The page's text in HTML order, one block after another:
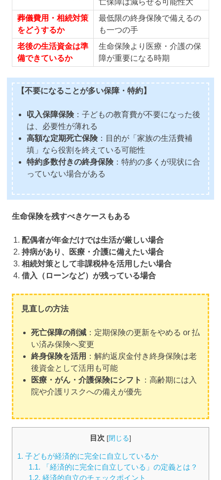
亡保障は減らせる可能性大
葬儀費用・相続対策
をどうするか
最低限の終身保険で備えるの
も一つの手
老後の生活資金は準
備できているか
生命保険より医療・介護の保
障が重要になる時期
【不要になることが多い保障・特約】
収入保障保険：子どもの教育費が不要になった後
は、必要性が薄れる
高額な定期死亡保険：目的が「家族の生活費補
填」なら役割を終えている可能性
特約多数付きの終身保険：特約の多くが現状に合
っていない場合がある
生命保険を残すべきケースもある
配偶者が年金だけでは生活が厳しい場合
持病があり、医療・介護に備えたい場合
相続対策として非課税枠を活用したい場合
借入（ローンなど）が残っている場合
見直しの方法
死亡保障の削減 ：定期保険の更新をやめる or 払
い済み保険へ変更
終身保険を活用 ：解約返戻金付き終身保険は老
後資金として活用も可能
医療・がん・介護保険にシフト ：高齢期には入
院や介護リスクへの備えが優先
目次 [閉じる]
1. 子どもが経済的に完全に自立しているか
1.1. 「経済的に完全に自立している」の定義とは？
1.2. 経済的自立のチェックポイント